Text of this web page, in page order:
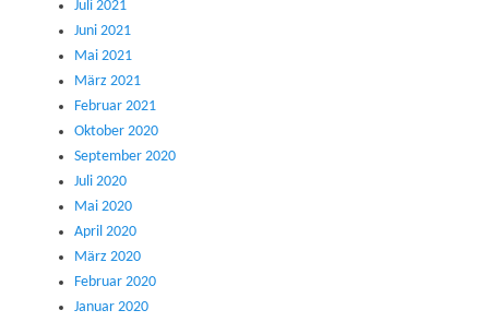
Juli 2021
Juni 2021
Mai 2021
März 2021
Februar 2021
Oktober 2020
September 2020
Juli 2020
Mai 2020
April 2020
März 2020
Februar 2020
Januar 2020